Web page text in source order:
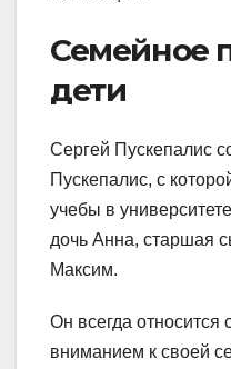
Семейное
дети
Сергей Пускепалис
Пускепалис, с
учебы в
дочь Анна, старшая
Максим.
Он всегда относится
вниманием к своей